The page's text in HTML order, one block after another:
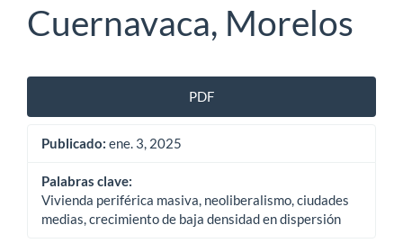
Cuernavaca, Morelos
Barra
lateral
del
artículo
PDF
Publicado: ene. 3, 2025
Palabras clave:
Vivienda periférica masiva, neoliberalismo, ciudades
medias, crecimiento de baja densidad en dispersión